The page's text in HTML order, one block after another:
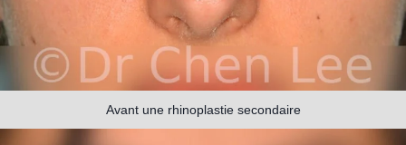
Avant une rhinoplastie secondaire